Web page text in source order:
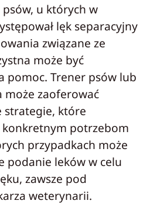
u których w
lęk separacyjny
związane ze
może być
pomoc. Trener psów lub
może zaoferować
strategie, które
potrzebom
przypadkach może
podanie leków w celu
zawsze pod
weterynarii.